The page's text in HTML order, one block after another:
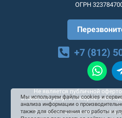
ОГРН
+7 (812)
Не является публичной
Стоимость услуг и товаров
Согласие на рекламную и
Мы используем файлы cookies и
анализа информации о
также для обеспечения его работы и